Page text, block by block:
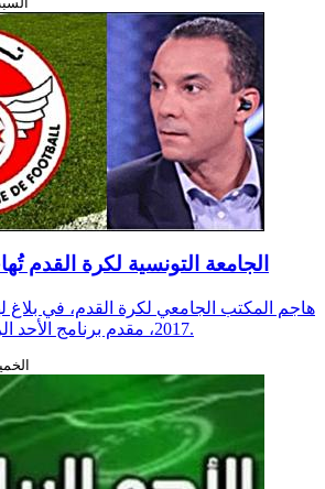
الجامعة التونسية لكرة القدم
2017، مقدم برنامج الأحد الرياضي رازي القنزوعي.
الخميس، 9